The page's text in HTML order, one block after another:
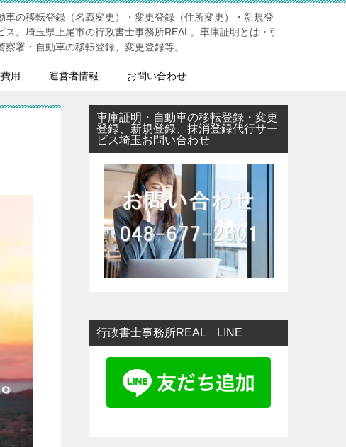
車の移転登録（名義変更）・変更登録（住所変更）・新規登
。埼玉県上尾市の行政書士事務所REAL。車庫証明とは・引
署・自動車の移転登録、変更登録等。
用 運営者情報 お問い合わせ
車庫証明・自動車の移転登録・変更
登録、新規登録、抹消登録代行サー
ビス埼玉お問い合わせ
行政書士事務所REAL LINE